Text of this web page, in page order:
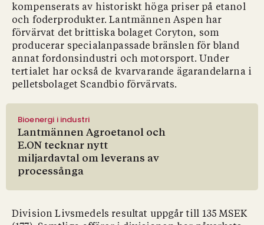
kompenserats av historiskt höga priser på etanol
och foderprodukter. Lantmännen Aspen har
förvärvat det brittiska bolaget Coryton, som
producerar specialanpassade bränslen för bland
annat fordonsindustri och motorsport. Under
tertialet har också de kvarvarande ägarandelarna i
pelletsbolaget Scandbio förvärvats.
Bioenergi i industri
Lantmännen Agroetanol och
E.ON tecknar nytt
miljardavtal om leverans av
processånga
Division Livsmedels resultat uppgår till 135 MSEK